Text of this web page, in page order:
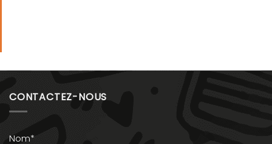
CONTACTEZ-NOUS
Nom*